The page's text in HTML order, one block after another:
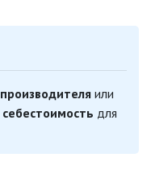
производителя или
себестоимость для